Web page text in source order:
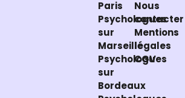
Paris
Psychologues
sur
Marseille
Psychologues
sur
Bordeaux
Nous
contacter
Mentions
légales
CGV